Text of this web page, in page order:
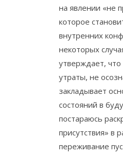
на явлении «не
которое
внутренних
некоторых
утверждает,
утраты, не
закладывает
состояний в
постараюсь
присутствия» в
переживание